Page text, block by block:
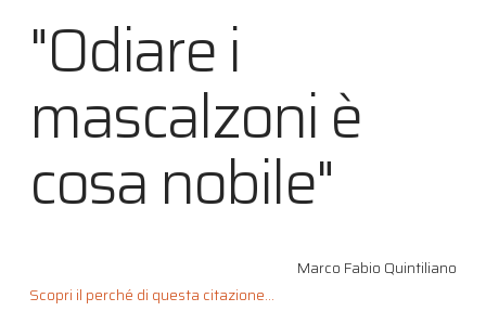
"Odiare i
mascalzoni è
cosa nobile"
Marco Fabio Quintiliano
Scopri il perché di questa citazione...